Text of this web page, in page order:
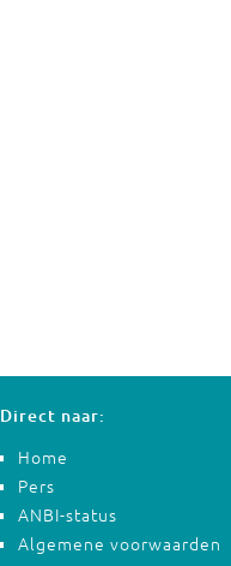
Direct naar:
Home
Pers
ANBI-status
Algemene voorwaarden